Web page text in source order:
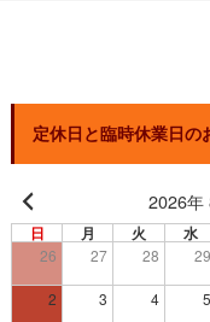
定休日と臨時休業日の
2026年
日 月 火 水
26 27 28 29
2 3 4 5